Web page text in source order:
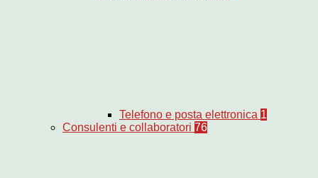
Telefono e posta elettronica 1
Consulenti e collaboratori 76